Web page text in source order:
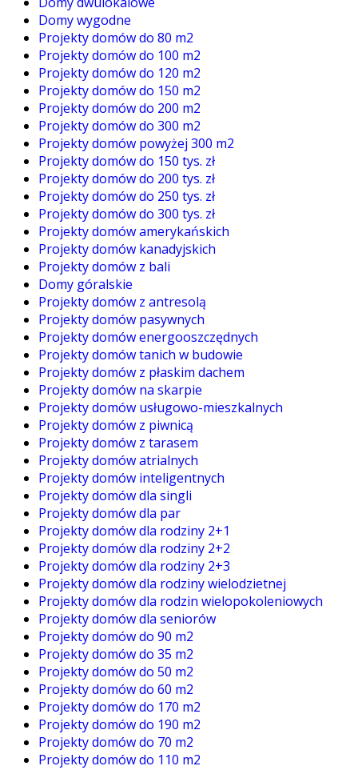
Domy wygodne
Projekty domów do 80 m2
Projekty domów do 100 m2
Projekty domów do 120 m2
Projekty domów do 150 m2
Projekty domów do 200 m2
Projekty domów do 300 m2
Projekty domów powyżej 300 m2
Projekty domów do 150 tys. zł
Projekty domów do 200 tys. zł
Projekty domów do 250 tys. zł
Projekty domów do 300 tys. zł
Projekty domów amerykańskich
Projekty domów kanadyjskich
Projekty domów z bali
Domy góralskie
Projekty domów z antresolą
Projekty domów pasywnych
Projekty domów energooszczędnych
Projekty domów tanich w budowie
Projekty domów z płaskim dachem
Projekty domów na skarpie
Projekty domów usługowo-mieszkalnych
Projekty domów z piwnicą
Projekty domów z tarasem
Projekty domów atrialnych
Projekty domów inteligentnych
Projekty domów dla singli
Projekty domów dla par
Projekty domów dla rodziny 2+1
Projekty domów dla rodziny 2+2
Projekty domów dla rodziny 2+3
Projekty domów dla rodziny wielodzietnej
Projekty domów dla rodzin wielopokoleniowych
Projekty domów dla seniorów
Projekty domów do 90 m2
Projekty domów do 35 m2
Projekty domów do 50 m2
Projekty domów do 60 m2
Projekty domów do 170 m2
Projekty domów do 190 m2
Projekty domów do 70 m2
Projekty domów do 110 m2